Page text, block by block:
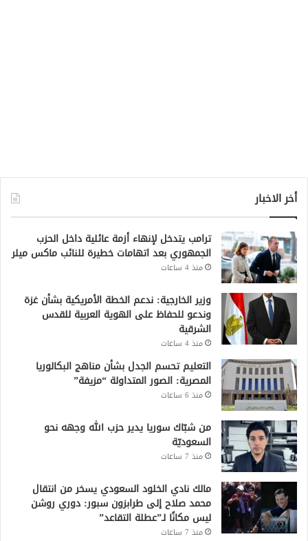
أخر الاخبار
ترامب يتدخل لإنهاء أزمة عائلية داخل الحزب
الجمهوري بعد اتهامات خطيرة للنائب ماكس ميلر
منذ 4 ساعات
وزير الخارجية: ندعم الخطة الأمريكية بشأن غزة
وندعو للحفاظ على الهوية العربية للقدس
الشرقية
منذ 4 ساعات
التعليم تحسم الجدل بشأن مناهج البكالوريا
المصرية: الصور المتداولة “مزيفة”
منذ 6 ساعات
من شبّاك سوريا يدير حزب الله وجهه نحو
السعوديّة
منذ 7 ساعات
مالك نادي الخلود السعودي يسخر من انتقال
محمد صلاح إلى طرابزون سبور: دوري روشن
ليس مكانًا لـ”عطلة التقاعد”
منذ 7 ساعات